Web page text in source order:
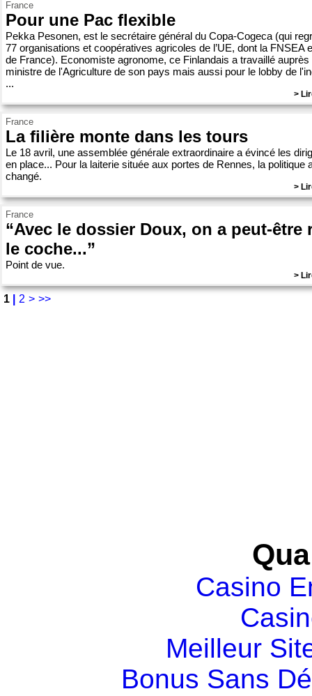
France
Pour une Pac flexible
Pekka Pesonen, est le secrétaire général du Copa-Cogeca (qui
77 organisations et coopératives agricoles de l’UE, dont la FNSEA
de France). Economiste agronome, ce Finlandais a travaillé auprès
ministre de l'Agriculture de son pays mais aussi pour le lobby de
...
>
France
La filière monte dans les tours
Le 18 avril, une assemblée générale extraordinaire a évincé les
en place... Pour la laiterie située aux portes de Rennes, la politique
changé.
>
France
“Avec le dossier Doux, on a peut-être
le coche...”
Point de vue.
>
1 2 > >>
Casino
Meilleur
Bonus Sans